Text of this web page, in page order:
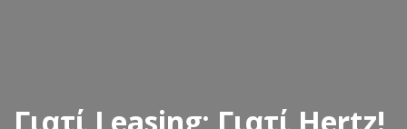
Απογείωσε τα μίλια σου!